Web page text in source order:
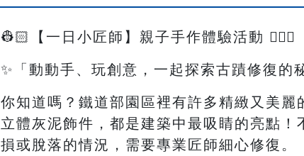
👷🏻【一日小匠師】親子手作體驗活動 👷🏻‍♀️
✨「動動手、玩創意，一起探索古蹟修復的
你知道嗎？鐵道部園區裡有許多精緻又美
立體灰泥飾件，都是建築中最吸睛的亮點
損或脫落的情況，需要專業匠師細心修復。